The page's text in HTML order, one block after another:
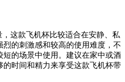
这款飞机杯比较适合在安静、私
的刺激感和较高的使用难度，不
短的场景中使用。建议在家中或酒
的时间和精力来享受这款飞机杯带